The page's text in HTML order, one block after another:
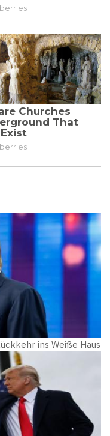
ins Weiße Haus